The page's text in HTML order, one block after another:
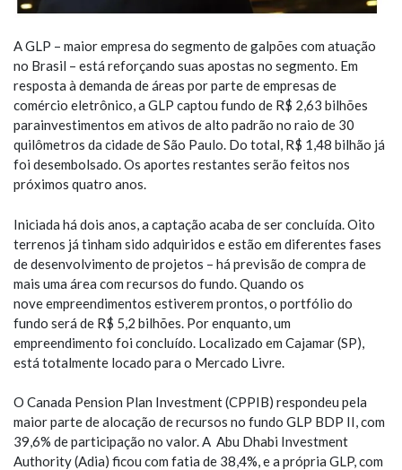
A GLP – maior empresa do segmento de galpões com atuação
no Brasil – está reforçando suas apostas no segmento. Em
resposta à demanda de áreas por parte de empresas de
comércio eletrônico, a GLP captou fundo de R$ 2,63 bilhões
parainvestimentos em ativos de alto padrão no raio de 30
quilômetros da cidade de São Paulo. Do total, R$ 1,48 bilhão já
foi desembolsado. Os aportes restantes serão feitos nos
próximos quatro anos.
Iniciada há dois anos, a captação acaba de ser concluída. Oito
terrenos já tinham sido adquiridos e estão em diferentes fases
de desenvolvimento de projetos – há previsão de compra de
mais uma área com recursos do fundo. Quando os
nove empreendimentos estiverem prontos, o portfólio do
fundo será de R$ 5,2 bilhões. Por enquanto, um
empreendimento foi concluído. Localizado em Cajamar (SP),
está totalmente locado para o Mercado Livre.
O Canada Pension Plan Investment (CPPIB) respondeu pela
maior parte de alocação de recursos no fundo GLP BDP II, com
39,6% de participação no valor. A Abu Dhabi Investment
Authority (Adia) ficou com fatia de 38,4%, e a própria GLP, com